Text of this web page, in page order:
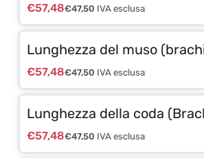
€57,48€47,50 IVA esclusa
Lunghezza del muso
€57,48€47,50 IVA esclusa
Lunghezza della coda
€57,48€47,50 IVA esclusa